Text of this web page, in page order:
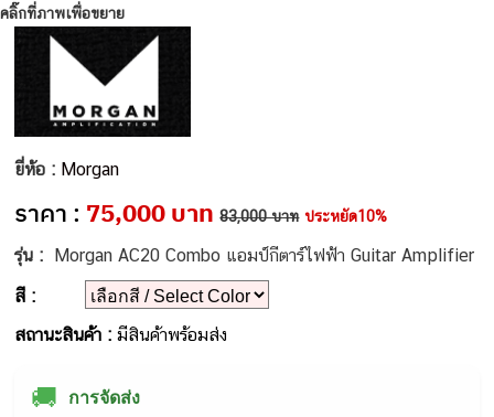
คลิ๊กที่ภาพเพื่อขยาย
ยี่ห้อ : Morgan
ราคา : 75,000 บาท 83,000 บาท ประหยัด10%
รุ่น : Morgan AC20 Combo แอมป์กีตาร์ไฟฟ้า Guitar Amplifier
สี :
สถานะสินค้า :มีสินค้าพร้อมส่ง
🚚 การจัดส่ง